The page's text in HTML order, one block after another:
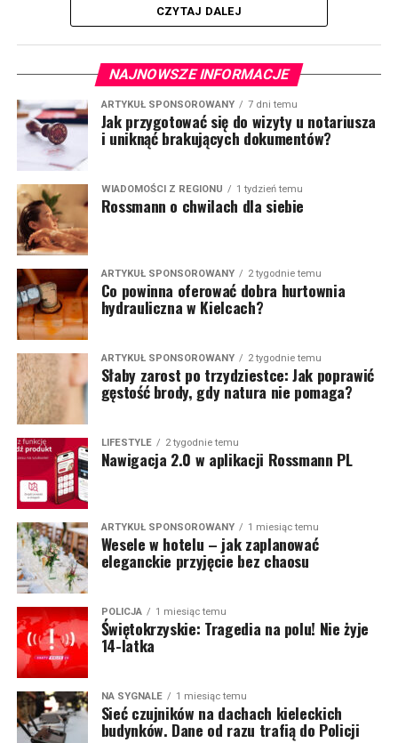
CZYTAJ DALEJ
NAJNOWSZE INFORMACJE
ARTYKUŁ SPONSOROWANY 7 dni temu
Jak przygotować się do wizyty u notariusza
i uniknąć brakujących dokumentów?
WIADOMOŚCI Z REGIONU 1 tydzień temu
Rossmann o chwilach dla siebie
ARTYKUŁ SPONSOROWANY 2 tygodnie temu
Co powinna oferować dobra hurtownia
hydrauliczna w Kielcach?
ARTYKUŁ SPONSOROWANY 2 tygodnie temu
Słaby zarost po trzydziestce: Jak poprawić
gęstość brody, gdy natura nie pomaga?
LIFESTYLE 2 tygodnie temu
Nawigacja 2.0 w aplikacji Rossmann PL
ARTYKUŁ SPONSOROWANY 1 miesiąc temu
Wesele w hotelu – jak zaplanować
eleganckie przyjęcie bez chaosu
POLICJA 1 miesiąc temu
Świętokrzyskie: Tragedia na polu! Nie żyje
14-latka
NA SYGNALE 1 miesiąc temu
Sieć czujników na dachach kieleckich
budynków. Dane od razu trafią do Policji